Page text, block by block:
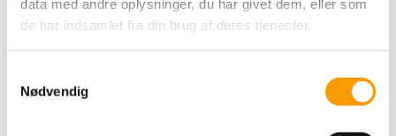
data med andre oplysninger, du har givet dem, eller som
de har indsamlet fra din brug af deres tjenester.
Nødvendig
VIS PRODUKT